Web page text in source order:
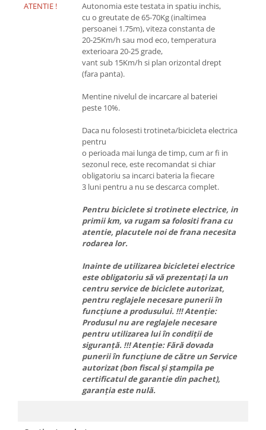
ATENTIE !
Autonomia este testata in spatiu inchis,
cu o greutate de 65-70Kg (inaltimea
persoanei 1.75m), viteza constanta de
20-25Km/h sau mod eco, temperatura
exterioara 20-25 grade,
vant sub 15Km/h si plan orizontal drept
(fara panta).
Mentine nivelul de incarcare al bateriei
peste 10%.
Daca nu folosesti trotineta/bicicleta electrica
pentru
o perioada mai lunga de timp, cum ar fi in
sezonul rece, este recomandat si chiar
obligatoriu sa incarci bateria la fiecare
3 luni pentru a nu se descarca complet.
Pentru biciclete si trotinete electrice, in
primii km, va rugam sa folositi frana cu
atentie, placutele noi de frana necesita
rodarea lor.
Inainte de utilizarea bicicletei electrice
este obligatoriu să vă prezentați la un
centru service de biciclete autorizat,
pentru reglajele necesare punerii în
funcțiune a produsului. !!! Atenție:
Produsul nu are reglajele necesare
pentru utilizarea lui în condiții de
siguranță. !!! Atenție: Fără dovada
punerii în funcțiune de către un Service
autorizat (bon fiscal și ștampila pe
certificatul de garantie din pachet),
garanția este nulă.